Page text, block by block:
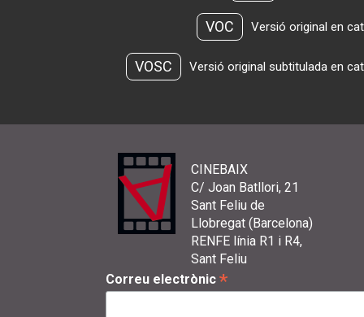
VOC Versió original en
VOSC Versió original subtitulada en
CINEBAIX
C/ Joan Batllori, 21
Sant Feliu de
Llobregat (Barcelona)
RENFE línia R1 i R4,
Sant Feliu
Correu electrònic *